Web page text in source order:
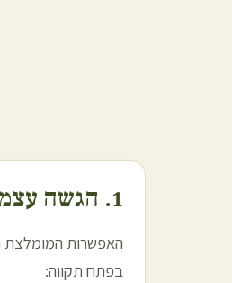
1. הגשה עצמית חסכונית (מנות אוכל מוכן)
האפשרות המומלצת
בפתח תקווה: